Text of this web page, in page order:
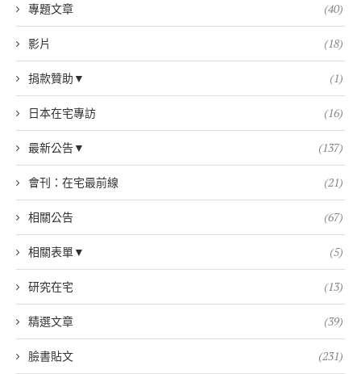
專題文章 (40)
影片 (18)
捐款贊助▼ (1)
日本在宅專訪 (16)
最新公告▼ (137)
會刊：在宅最前線 (21)
相關公告 (67)
相關表單▼ (5)
研究在宅 (13)
精選文章 (39)
臉書貼文 (231)